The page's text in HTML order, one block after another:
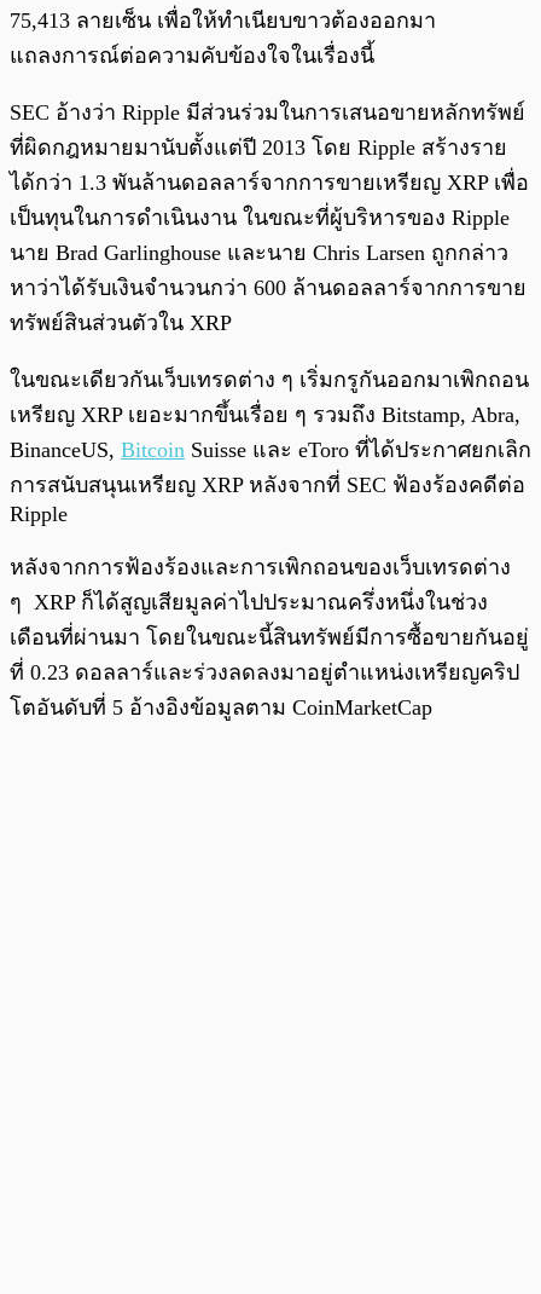
75,413 ลายเซ็น เพื่อให้ทำเนียบขาวต้องออกมา
แถลงการณ์ต่อความคับข้องใจในเรื่องนี้
SEC อ้างว่า Ripple มีส่วนร่วมในการเสนอขายหลักทรัพย์
ที่ผิดกฎหมายมานับตั้งแต่ปี 2013 โดย Ripple สร้างราย
ได้กว่า 1.3 พันล้านดอลลาร์จากการขายเหรียญ XRP เพื่อ
เป็นทุนในการดำเนินงาน ในขณะที่ผู้บริหารของ Ripple
นาย Brad Garlinghouse และนาย Chris Larsen ถูกกล่าว
หาว่าได้รับเงินจำนวนกว่า 600 ล้านดอลลาร์จากการขาย
ทรัพย์สินส่วนตัวใน XRP
ในขณะเดียวกันเว็บเทรดต่าง ๆ เริ่มกรูกันออกมาเพิกถอน
เหรียญ XRP เยอะมากขึ้นเรื่อย ๆ รวมถึง Bitstamp, Abra,
BinanceUS, Bitcoin Suisse และ eToro ที่ได้ประกาศยกเลิก
การสนับสนุนเหรียญ XRP หลังจากที่ SEC ฟ้องร้องคดีต่อ
Ripple
หลังจากการฟ้องร้องและการเพิกถอนของเว็บเทรดต่าง
ๆ XRP ก็ได้สูญเสียมูลค่าไปประมาณครึ่งหนึ่งในช่วง
เดือนที่ผ่านมา โดยในขณะนี้สินทรัพย์มีการซื้อขายกันอยู่
ที่ 0.23 ดอลลาร์และร่วงลดลงมาอยู่ตำแหน่งเหรียญคริป
โตอันดับที่ 5 อ้างอิงข้อมูลตาม CoinMarketCap